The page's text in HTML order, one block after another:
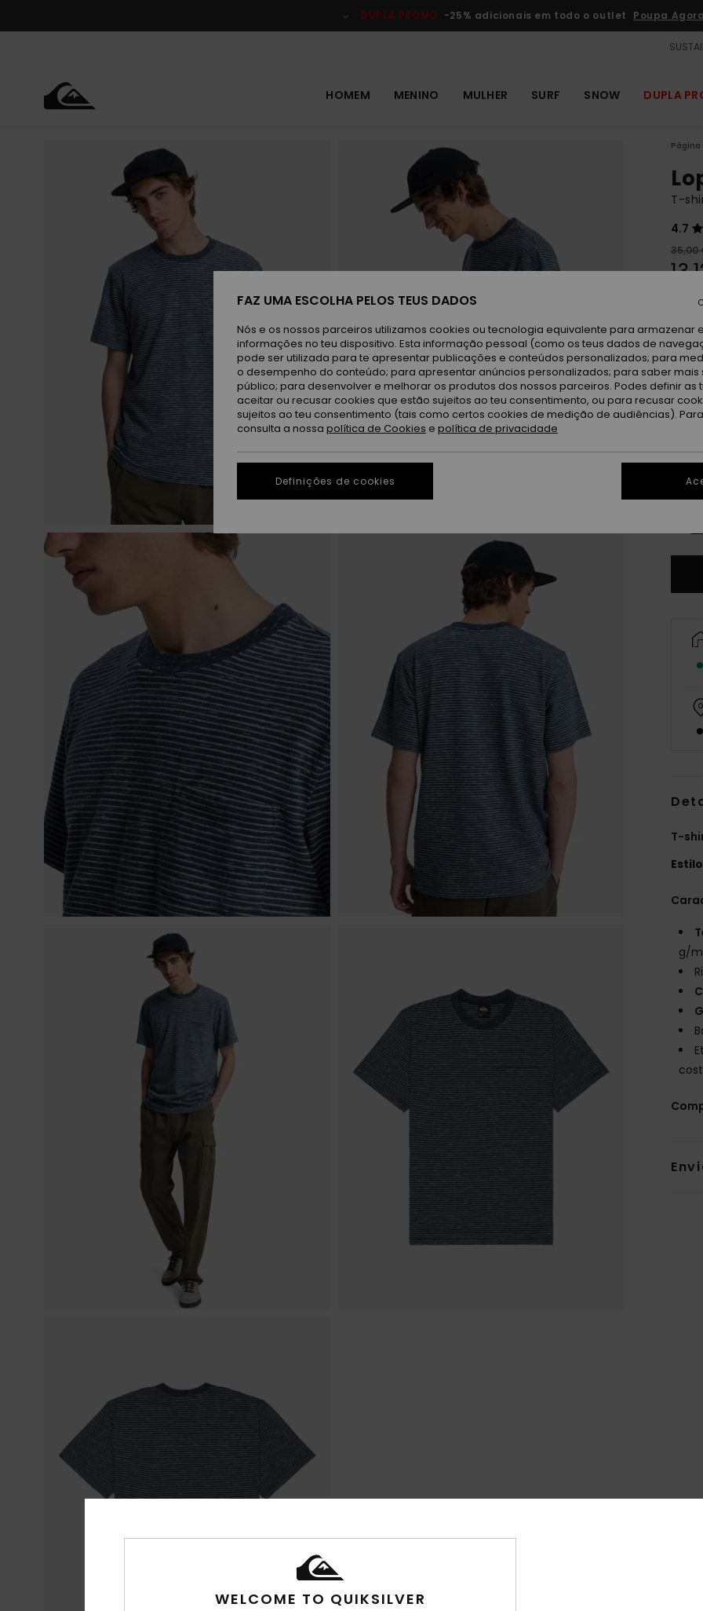
do
DUPLA PROMO -25% adicionais em todo o outlet Poupa Agora
HOMEM MENINO MULHER SURF SNOW DUPLA
Página
T-
4.7
35,00
Cor
T-
Estilo
g/
WELCOME TO QUIKSILVER
FAZ UMA ESCOLHA PELOS TEUS DADOS
Nós e os nossos parceiros utilizamos cookies ou tecnologia equivalente para armazenar
informações no teu dispositivo. Esta informação pessoal (como os teus dados de
pode ser utilizada para te apresentar publicações e conteúdos personalizados; para
o desempenho do conteúdo; para apresentar anúncios personalizados; para saber mais
público; para desenvolver e melhorar os produtos dos nossos parceiros. Podes definir as
aceitar ou recusar cookies que estão sujeitos ao teu consentimento, ou para recusar
sujeitos ao teu consentimento (tais como certos cookies de medição de audiências).
consulta a nossa política de Cookies e política de privacidade
Definições de cookies